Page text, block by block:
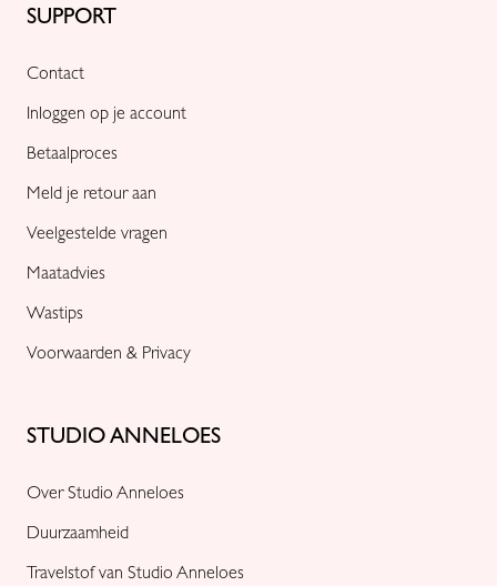
STUDIO ANNELOES
Over Studio Anneloes
Duurzaamheid
Travelstof van Studio Anneloes
SUPPORT
Contact
Inloggen op je account
Betaalproces
Meld je retour aan
Veelgestelde vragen
Maatadvies
Wastips
Voorwaarden & Privacy